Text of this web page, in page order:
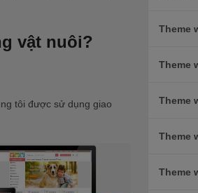
vật nuôi?
tôi được sử dụng giao
Theme
Theme
Theme
Theme
Theme